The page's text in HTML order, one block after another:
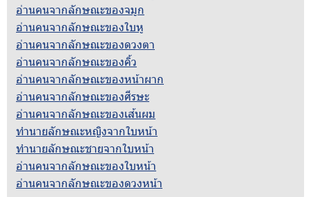
อ่านคนจากลักษณะของจมูก
อ่านคนจากลักษณะของใบหู
อ่านคนจากลักษณะของดวงตา
อ่านคนจากลักษณะของคิ้ว
อ่านคนจากลักษณะของหน้าผาก
อ่านคนจากลักษณะของศีรษะ
อ่านคนจากลักษณะของเส้นผม
ทำนายลักษณะหญิงจากใบหน้า
ทำนายลักษณะชายจากใบหน้า
อ่านคนจากลักษณะของใบหน้า
อ่านคนจากลักษณะของดวงหน้า